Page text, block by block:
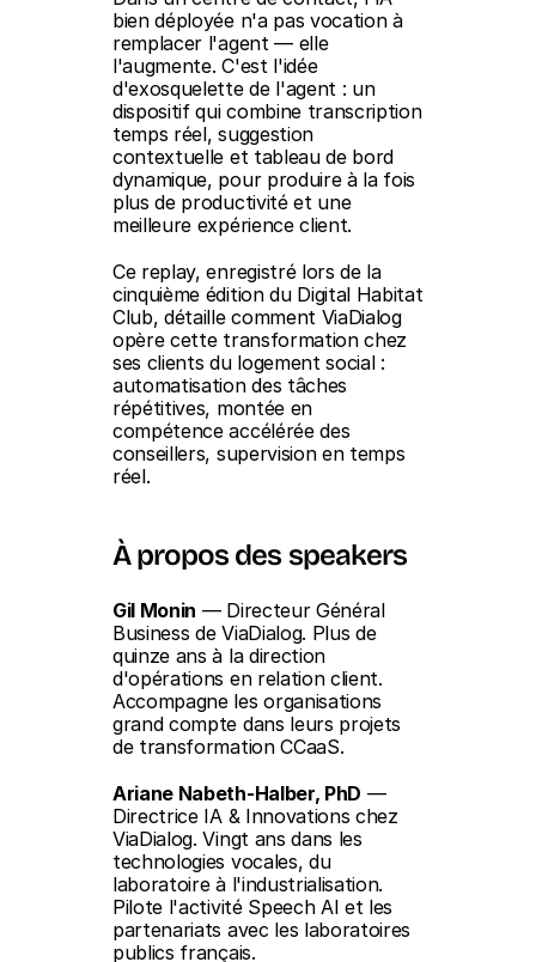
bien déployée n'a pas vocation à
remplacer l'agent — elle
l'augmente. C'est l'idée
d'exosquelette de l'agent : un
dispositif qui combine transcription
temps réel, suggestion
contextuelle et tableau de bord
dynamique, pour produire à la fois
plus de productivité et une
meilleure expérience client.
Ce replay, enregistré lors de la
cinquième édition du Digital Habitat
Club, détaille comment ViaDialog
opère cette transformation chez
ses clients du logement social :
automatisation des tâches
répétitives, montée en
compétence accélérée des
conseillers, supervision en temps
réel.
À propos des speakers
Gil Monin — Directeur Général
Business de ViaDialog. Plus de
quinze ans à la direction
d'opérations en relation client.
Accompagne les organisations
grand compte dans leurs projets
de transformation CCaaS.
Ariane Nabeth-Halber, PhD —
Directrice IA & Innovations chez
ViaDialog. Vingt ans dans les
technologies vocales, du
laboratoire à l'industrialisation.
Pilote l'activité Speech AI et les
partenariats avec les laboratoires
publics français.